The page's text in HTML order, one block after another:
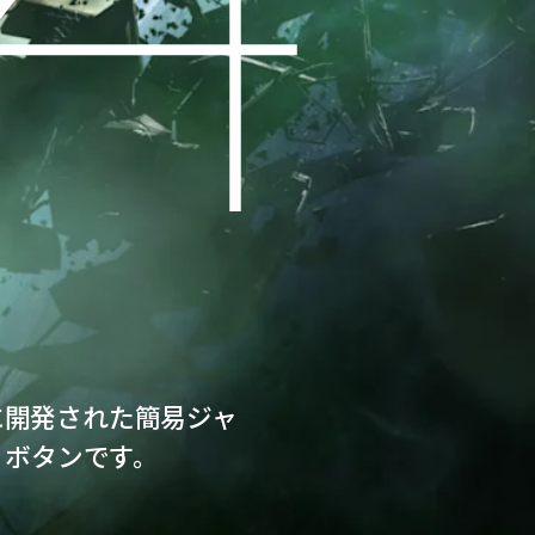
発された簡易ジャ
タンです。